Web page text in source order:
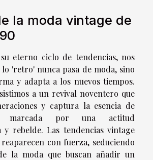
la moda vintage de
eterno ciclo de tendencias, nos
'retro' nunca pasa de moda, sino
y adapta a los nuevos tiempos.
a un revival noventero que
y captura la esencia de
marcada por una actitud
y rebelde. Las tendencias vintage
con fuerza, seduciendo
la moda que buscan añadir un